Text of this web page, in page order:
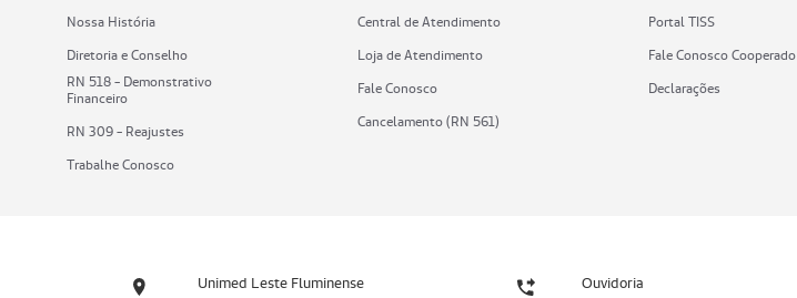
Nossa História
Diretoria e Conselho
RN 518 - Demonstrativo
Financeiro
RN 309 - Reajustes
Trabalhe Conosco
Central de Atendimento
Loja de Atendimento
Fale Conosco
Cancelamento (RN 561)
Portal TISS
Fale Conosco Cooperado
Declarações
Unimed Leste Fluminense Ouvidoria